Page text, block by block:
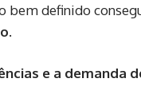
bem definido
.
e a demanda